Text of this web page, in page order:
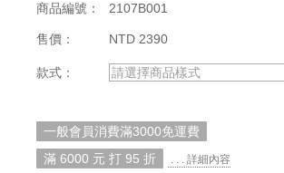
商品編號： 2107B001
售價： NTD 2390
款式： 請選擇商品樣式
一般會員消費滿3000免運費
滿 6000 元 打 95 折
. . . 詳細內容